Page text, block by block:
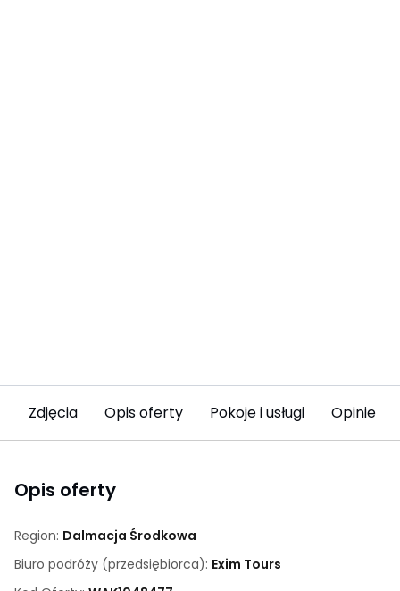
Zdjęcia Opis oferty Pokoje i usługi Opinie (3)
Opis oferty
Region: Dalmacja Środkowa
Biuro podróży (przedsiębiorca): Exim Tours